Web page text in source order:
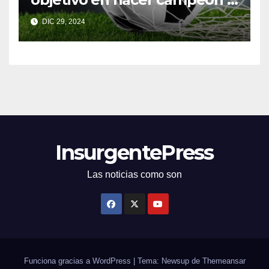
Toluca
DIC 29, 2024
InsurgentePress
Las noticias como son
Funciona gracias a WordPress Tema: Newsup de Themeansar